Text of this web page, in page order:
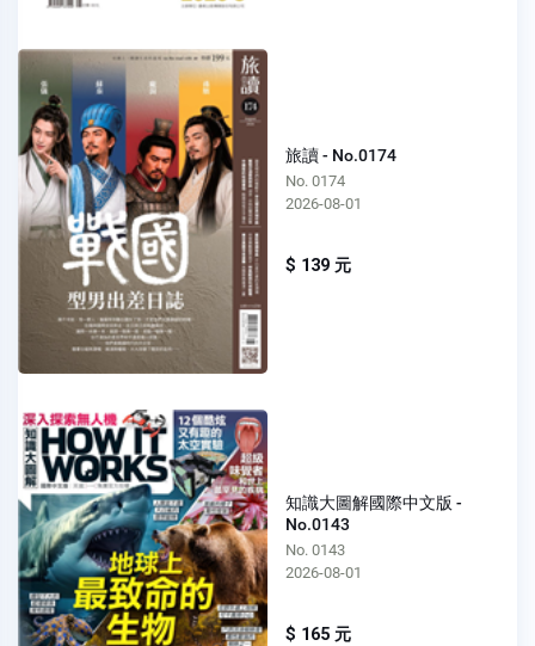
旅讀 - No.0174
No. 0174
2026-08-01
$ 139 元
知識大圖解國際中文版 -
No.0143
No. 0143
2026-08-01
$ 165 元